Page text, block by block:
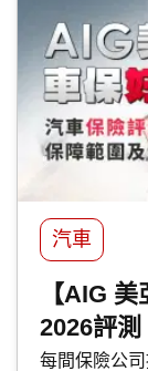
汽車
【AIG
2026評
每間保險公